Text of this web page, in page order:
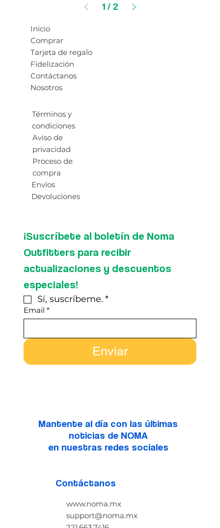
1 / 2
Inicio
Comprar
Tarjeta de regalo
Fidelización
Nosotros
Contáctanos
Términos y
condiciones
Aviso de
privacidad
Proceso de
compra
Envíos
Devoluciones
¡Suscríbete al boletín de Noma
Outfitters para recibir
actualizaciones y descuentos
especiales!
Sí, suscríbeme. *
Email *
Enviar
Mantente al día con las últimas
noticias de NOMA
en nuestras redes sociales
Contáctanos
www.noma.mx
support@noma.mx